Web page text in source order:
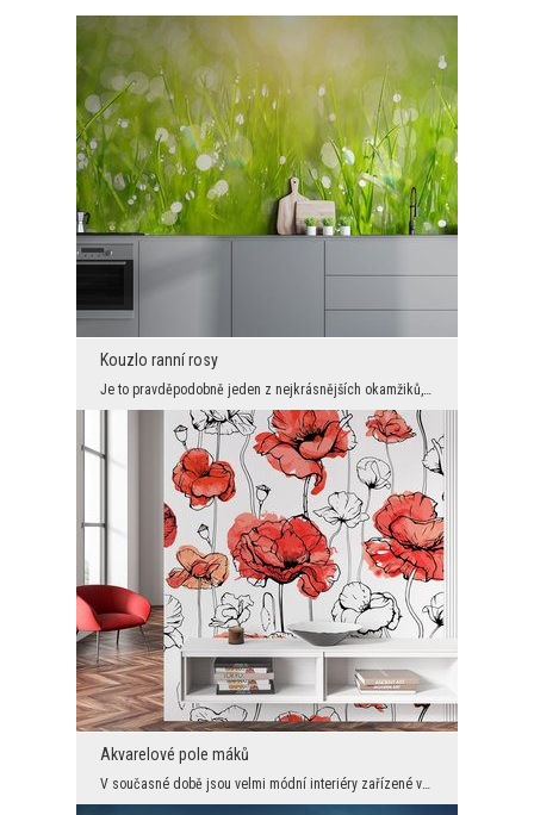
Kouzlo ranní rosy
Je to pravděpodobně jeden z nejkrásnějších okamžiků, kdy se v přírodě objeví svěží jarní zeleň a ...
Akvarelové pole máků
V současné době jsou velmi módní interiéry zařízené vkusně a minimalisticky, ale s nějakým prvkem...